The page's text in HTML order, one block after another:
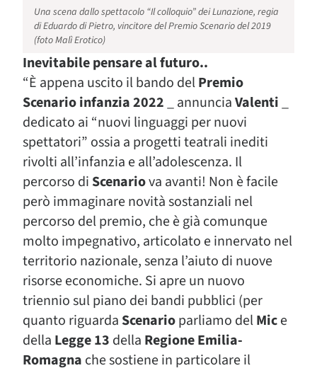
Una scena dallo spettacolo “Il colloquio” dei Lunazione, regia
di Eduardo di Pietro, vincitore del Premio Scenario del 2019
(foto Malì Erotico)
Inevitabile pensare al futuro..
“È appena uscito il bando delPremio
Scenario infanzia 2022_ annunciaValenti_
dedicato ai “nuovi linguaggi per nuovi
spettatori” ossia a progetti teatrali inediti
rivolti all’infanzia e all’adolescenza. Il
percorso di Scenariova avanti! Non è facile
però immaginare novità sostanziali nel
percorso del premio, che è già comunque
molto impegnativo, articolato e innervato nel
territorio nazionale, senza l’aiuto di nuove
risorse economiche. Si apre un nuovo
triennio sul piano dei bandi pubblici (per
quanto riguarda Scenarioparliamo delMice
della Legge 13 della Regione Emilia-
Romagna che sostiene in particolare il